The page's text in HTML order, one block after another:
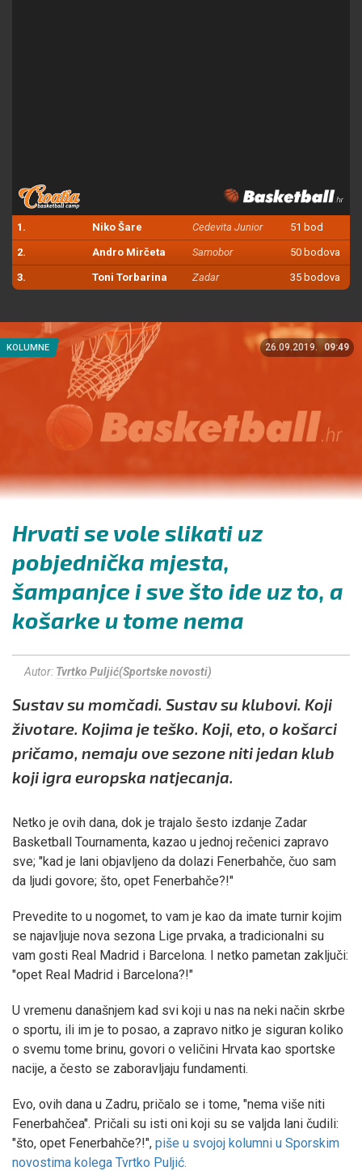
1. Niko Šare Cedevita Junior 51 bod
2. Andro Mirčeta Samobor 50 bodova
3. Toni Torbarina Zadar 35 bodova
KOLUMNE 26.09.2019. 09:49
Hrvati se vole slikati uz
pobjednička mjesta,
šampanjce i sve što ide uz to, a
košarke u tome nema
Autor: Tvrtko Puljić(Sportske novosti)
Sustav su momčadi. Sustav su klubovi. Koji
životare. Kojima je teško. Koji, eto, o košarci
pričamo, nemaju ove sezone niti jedan klub
koji igra europska natjecanja.
Netko je ovih dana, dok je trajalo šesto izdanje Zadar
Basketball Tournamenta, kazao u jednoj rečenici zapravo
sve; "kad je lani objavljeno da dolazi Fenerbahče, čuo sam
da ljudi govore; što, opet Fenerbahče?!"
Prevedite to u nogomet, to vam je kao da imate turnir kojim
se najavljuje nova sezona Lige prvaka, a tradicionalni su
vam gosti Real Madrid i Barcelona. I netko pametan zaključi:
"opet Real Madrid i Barcelona?!"
U vremenu današnjem kad svi koji u nas na neki način skrbe
o sportu, ili im je to posao, a zapravo nitko je siguran koliko
o svemu tome brinu, govori o veličini Hrvata kao sportske
nacije, a često se zaboravljaju fundamenti.
Evo, ovih dana u Zadru, pričalo se i tome, "nema više niti
Fenerbahčea". Pričali su isti oni koji su se valjda lani čudili:
"što, opet Fenerbahče?!", piše u svojoj kolumni u Sporskim
novostima kolega Tvrtko Puljić.